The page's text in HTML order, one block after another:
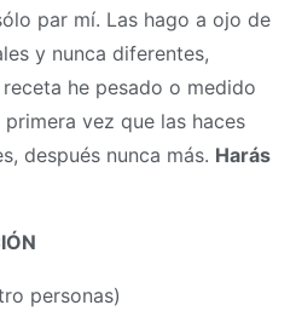
par mí. Las hago a ojo de
y nunca diferentes,
he pesado o medido
vez que las haces
después nunca más. Harás
personas)